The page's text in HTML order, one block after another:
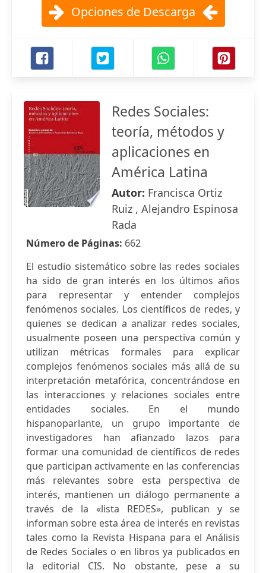
Opciones de Descarga
Redes Sociales:
teoría, métodos y
aplicaciones en
América Latina
Autor: Francisca Ortiz
Ruiz , Alejandro Espinosa
Rada
Número de Páginas: 662
El estudio sistemático sobre las redes sociales
ha sido de gran interés en los últimos años
para representar y entender complejos
fenómenos sociales. Los científicos de redes, y
quienes se dedican a analizar redes sociales,
usualmente poseen una perspectiva común y
utilizan métricas formales para explicar
complejos fenómenos sociales más allá de su
interpretación metafórica, concentrándose en
las interacciones y relaciones sociales entre
entidades sociales. En el mundo
hispanoparlante, un grupo importante de
investigadores han afianzado lazos para
formar una comunidad de científicos de redes
que participan activamente en las conferencias
más relevantes sobre esta perspectiva de
interés, mantienen un diálogo permanente a
través de la «lista REDES», publican y se
informan sobre esta área de interés en revistas
tales como la Revista Hispana para el Análisis
de Redes Sociales o en libros ya publicados en
la editorial CIS. No obstante, pese a su